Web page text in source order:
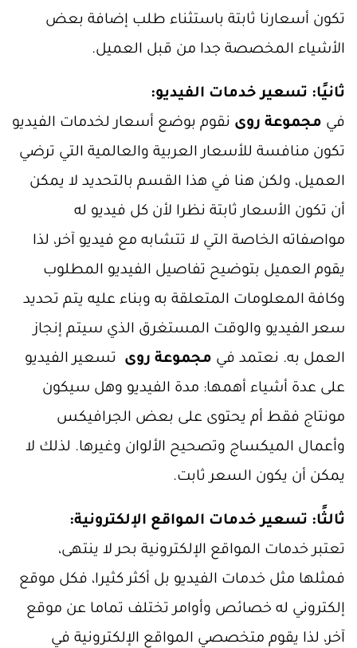
تكون أسعارنا ثابتة باستثناء طلب إضافة بعض
الأشياء المخصصة جدا من قبل العميل.
ثانيًا: تسعير خدمات الفيديو:
في مجموعة روى نقوم بوضع أسعار لخدمات الفيديو
تكون منافسة للأسعار العربية والعالمية التي ترضي
العميل، ولكن هنا في هذا القسم بالتحديد لا يمكن
أن تكون الأسعار ثابتة نظرا لأن كل فيديو له
مواصفاته الخاصة التي لا تتشابه مع فيديو آخر، لذا
يقوم العميل بتوضيح تفاصيل الفيديو المطلوب
وكافة المعلومات المتعلقة به وبناء عليه يتم تحديد
سعر الفيديو والوقت المستغرق الذي سيتم إنجاز
العمل به. نعتمد في مجموعة روى
تسعير الفيديو
على عدة أشياء أهمها: مدة الفيديو وهل سيكون
مونتاج فقط أم يحتوى على بعض الجرافيكس
وأعمال الميكساج وتصحيح الألوان وغيرها. لذلك لا
يمكن أن يكون السعر ثابت.
ثالثًا: تسعير خدمات المواقع الإلكترونية:
تعتبر خدمات المواقع الإلكترونية بحر لا ينتهى،
فمثلها مثل خدمات الفيديو بل أكثر كثيرا، فكل موقع
إلكتروني له خصائص وأوامر تختلف تماما عن موقع
آخر، لذا يقوم متخصصي المواقع الإلكترونية في